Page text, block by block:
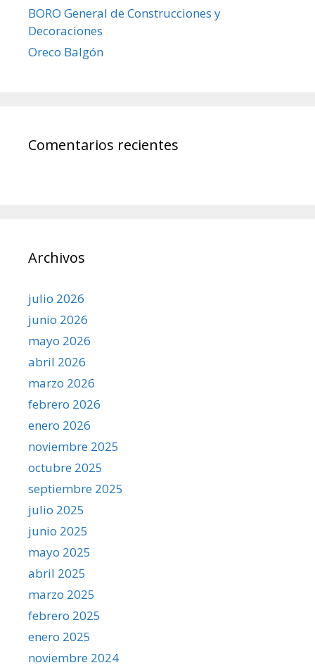
BORO General de Construcciones y
Decoraciones
Oreco Balgón
Comentarios recientes
Archivos
julio 2026
junio 2026
mayo 2026
abril 2026
marzo 2026
febrero 2026
enero 2026
noviembre 2025
octubre 2025
septiembre 2025
julio 2025
junio 2025
mayo 2025
abril 2025
marzo 2025
febrero 2025
enero 2025
noviembre 2024